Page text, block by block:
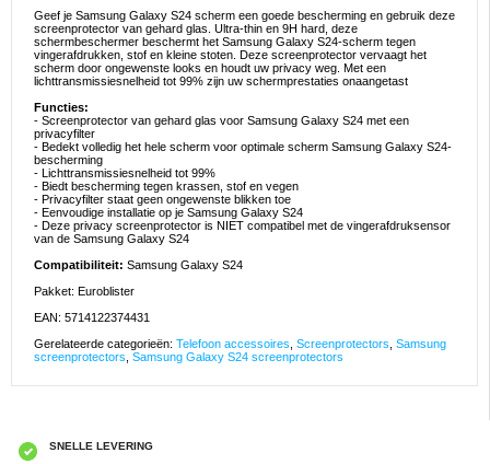
Geef je Samsung Galaxy S24 scherm een goede bescherming en gebruik deze
screenprotector van gehard glas. Ultra-thin en 9H hard, deze
schermbeschermer beschermt het Samsung Galaxy S24-scherm tegen
vingerafdrukken, stof en kleine stoten. Deze screenprotector vervaagt het
scherm door ongewenste looks en houdt uw privacy weg. Met een
lichttransmissiesnelheid tot 99% zijn uw schermprestaties onaangetast
Functies:
- Screenprotector van gehard glas voor Samsung Galaxy S24 met een
privacyfilter
- Bedekt volledig het hele scherm voor optimale scherm Samsung Galaxy S24-
bescherming
- Lichttransmissiesnelheid tot 99%
- Biedt bescherming tegen krassen, stof en vegen
- Privacyfilter staat geen ongewenste blikken toe
- Eenvoudige installatie op je Samsung Galaxy S24
- Deze privacy screenprotector is NIET compatibel met de vingerafdruksensor
van de Samsung Galaxy S24
Compatibiliteit: Samsung Galaxy S24
Pakket: Euroblister
EAN: 5714122374431
Gerelateerde categorieën: Telefoon accessoires Screenprotectors Samsung
screenprotectors Samsung Galaxy S24 screenprotectors
SNELLE LEVERING